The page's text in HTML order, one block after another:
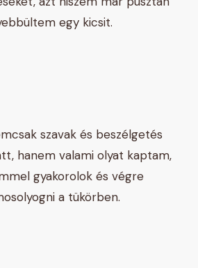
egy kicsit.
szavak és beszélgetés
hanem valami olyat kaptam,
gyakorolok és végre
a tükörben.